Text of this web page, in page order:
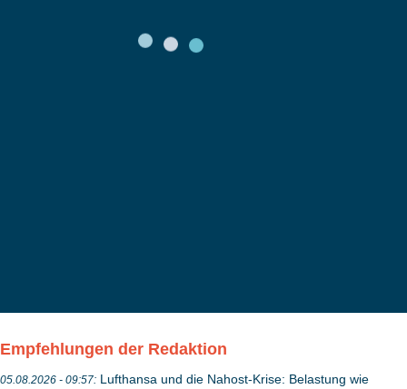
Empfehlungen der Redaktion
05.08.2026 - 09:57: Lufthansa und die Nahost-Krise: Belastung wie